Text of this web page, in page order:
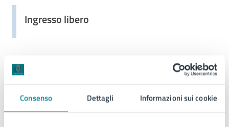
Consenso Dettagli Informazioni sui cookie
Ingresso libero
Allegati
Locandina - Un sacco di natura (PDF)